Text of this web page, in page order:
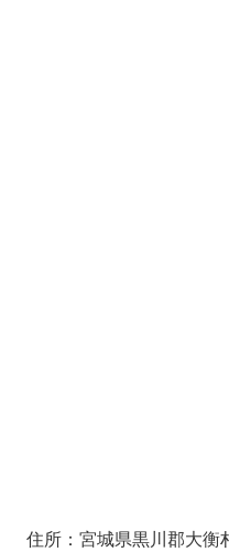
住所：宮城県黒川郡大衡